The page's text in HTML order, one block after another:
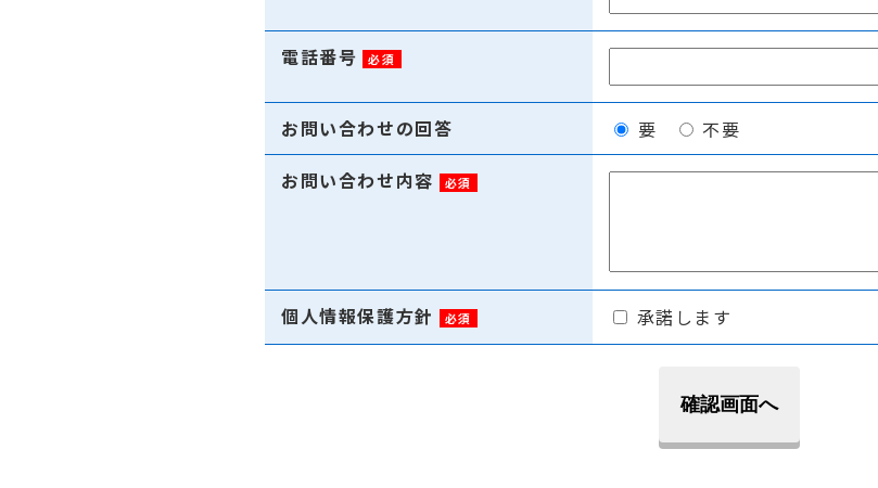
電話番号 必須
お問い合わせの回答 要
不要
お問い合わせ内容
必須
個人情報保護方針 必須 承諾します